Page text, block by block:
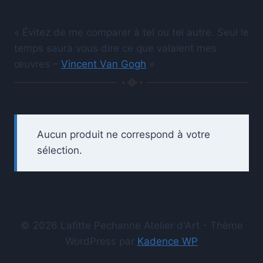
« Évitez de me comparer à tel ou tel autre. Seul le
temps saura vous dire ce que valaient mes
œuvres – Vincent Van Gogh »
Aucun produit ne correspond à votre
sélection.
© 2026 Lafitte Pechanne Atelier d'Art - Thème
WordPress par Kadence WP